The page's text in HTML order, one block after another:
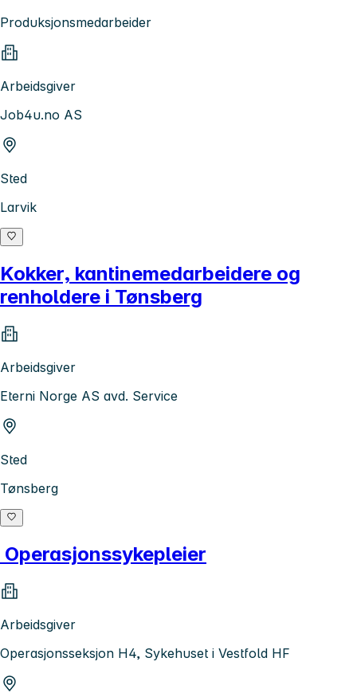
Produksjonsmedarbeider
Arbeidsgiver
Job4u.no AS
Sted
Larvik
Kokker, kantinemedarbeidere og
renholdere i Tønsberg
Arbeidsgiver
Eterni Norge AS avd. Service
Sted
Tønsberg
Operasjonssykepleier
Arbeidsgiver
Operasjonsseksjon H4, Sykehuset i Vestfold HF